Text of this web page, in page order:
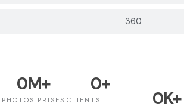
360
PHOTOS PRISES
0M+
CLIENTS
0+
0K+